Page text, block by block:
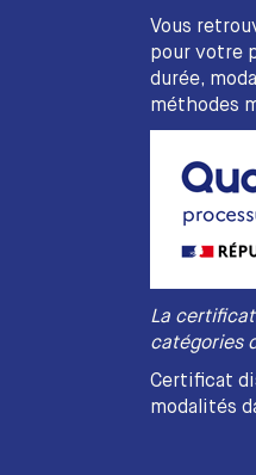
Vous
pour votre
durée,
méthodes
La
catégories
Certificat
modalités